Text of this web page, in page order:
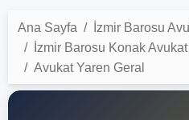
Ana Sayfa
İzmir Barosu
İzmir Barosu Konak
Avukat Yaren Geral